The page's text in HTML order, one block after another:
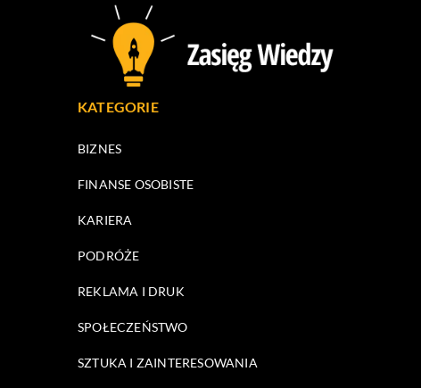
KATEGORIE
BIZNES
FINANSE OSOBISTE
KARIERA
PODRÓŻE
REKLAMA I DRUK
SPOŁECZEŃSTWO
SZTUKA I ZAINTERESOWANIA